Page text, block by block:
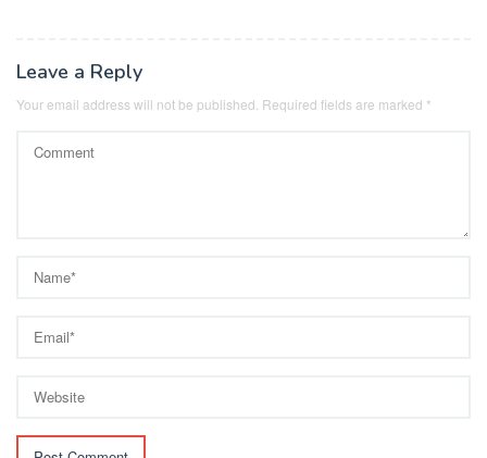
Leave a Reply
Your email address will not be published. Required fields are marked *